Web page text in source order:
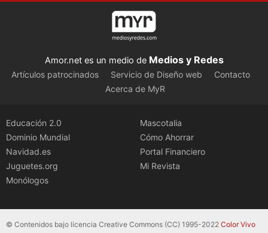
Amor.net es un medio de Medios y Redes
Artículos patrocinados Servicio de Diseño web
Contacto
Acerca de MyR
Educación 2.0
Dominio Mundial
Navidad.es
Juguetes.org
Monólogos
Mascotalia
Cómo Ahorrar
Portal Financiero
Mi Revista
© Contenidos bajo licencia Creative Commons (CC) 1995-2022 Color Vivo